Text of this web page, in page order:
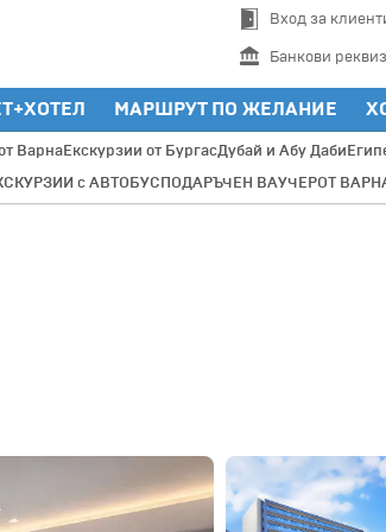
Вход за
Банкови
МАРШРУТ ПО ЖЕЛАНИЕ
ВарнаЕкскурзии от БургасДубай и Абу Даби
с АВТОБУСПОДАРЪЧЕН ВАУЧЕРОТ